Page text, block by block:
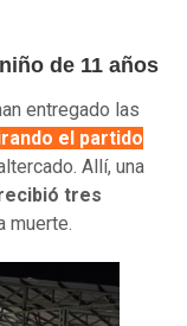
de 11 años
entregado las
el partido
Allí, una
tres
muerte.